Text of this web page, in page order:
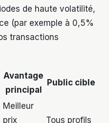
de haute volatilité,
(par exemple à 0,5%
transactions
Avantage
principal
Public cible
Meilleur
prix
Tous profils